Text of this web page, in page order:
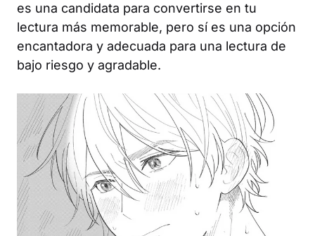
es una candidata para convertirse en tu
lectura más memorable, pero sí es una opción
encantadora y adecuada para una lectura de
bajo riesgo y agradable.